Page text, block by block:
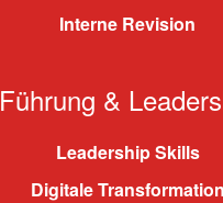
Interne Revision
Führung &
Leadership Skills
Digitale Transformation